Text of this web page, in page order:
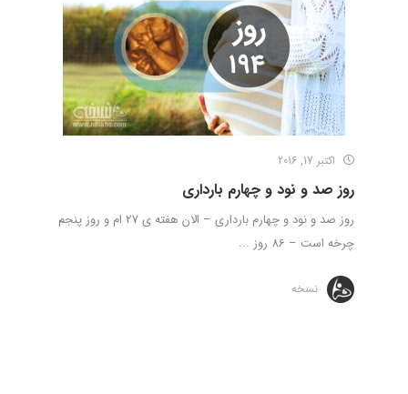
اکتبر 17, 2016
روز صد و نود و چهارم بارداری
روز صد و نود و چهارم بارداری – الان هفته ی 27 ام و روز پنجم
چرخه است – 86 روز ...
نسخه